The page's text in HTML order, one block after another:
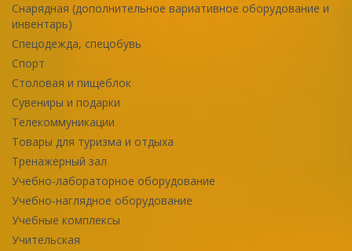
Снарядная (дополнительное вариативное оборудование и
инвентарь)
Спецодежда, спецобувь
Спорт
Столовая и пищеблок
Сувениры и подарки
Телекоммуникации
Товары для туризма и отдыха
Тренажерный зал
Учебно-лабораторное оборудование
Учебно-наглядное оборудование
Учебные комплексы
Учительская